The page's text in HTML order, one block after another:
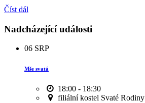
Číst dál
Nadcházející události
06 SRP
Mše svatá
18:00 - 18:30
filiální kostel Svaté Rodiny